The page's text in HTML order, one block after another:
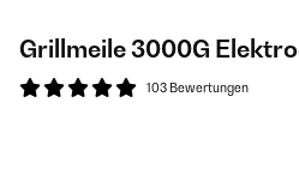
Grillmeile 3000G
103 Bewertungen